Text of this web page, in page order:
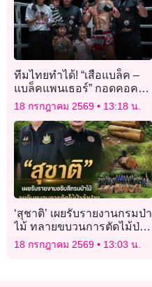
ทีมไทยทำได้! “เสือแบล็ค –
แบล็คแพนเธอร์” กอดคอคว้า
ชัย ศึก ONE Fight Night 45
18 กรกฎาคม 2569 13:18 น.
‘สุชาติ’ เผยรับรายงานกรมป่า
ไม้ ทลายขบวนการตัดไม้ป่า
ลำปาง ยึดของกลางมูลค่า
กว่า 2 แสน ย้ำเดินหน้า
18 กรกฎาคม 2569 13:03 น.